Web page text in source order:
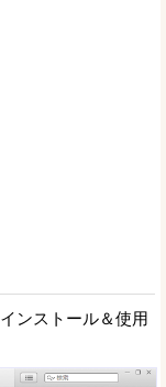
ンストール＆使用